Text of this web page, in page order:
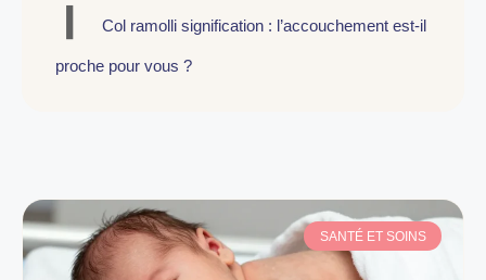
Col ramolli signification : l’accouchement est-il
proche pour vous ?
SANTÉ ET SOINS